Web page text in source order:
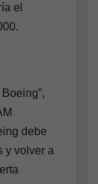
el
debe
y volver a